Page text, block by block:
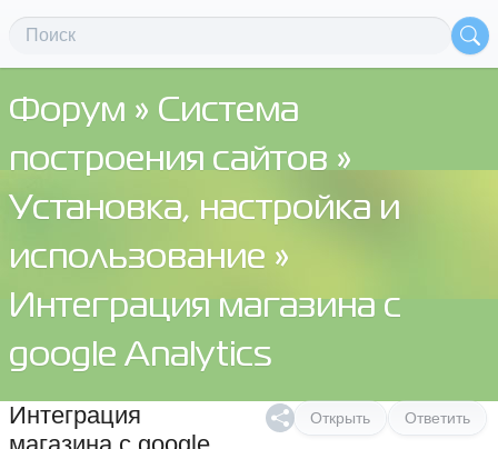
Форум » Система
построения сайтов »
Установка, настройка и
использование »
Интеграция магазина с
google Analytics
Открыть Ответить
Интеграция